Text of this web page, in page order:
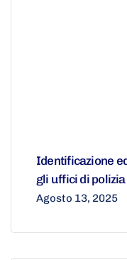
Identificazione
gli uffici di polizia
Agosto 13, 2025